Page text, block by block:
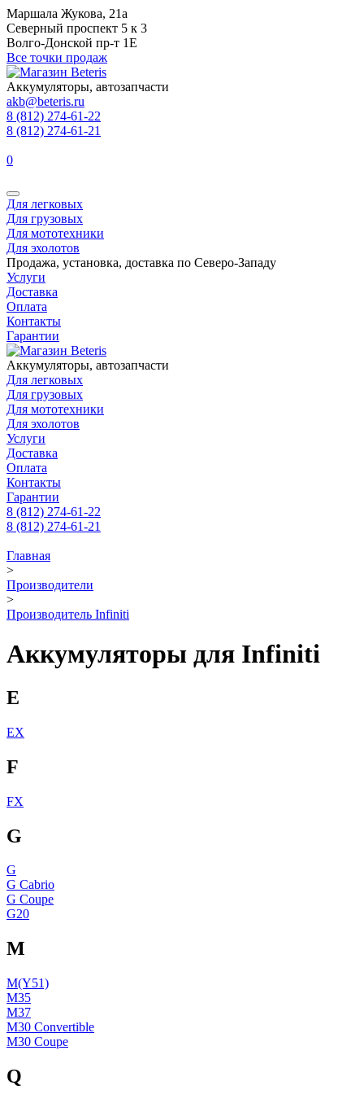
Маршала Жукова, 21а
Северный проспект 5 к 3
Волго-Донской пр-т 1Е
Все точки продаж
Аккумуляторы, автозапчасти
akb@beteris.ru
8 (812) 274-61-22
8 (812) 274-61-21
0
Для легковых
Для грузовых
Для мототехники
Для эхолотов
Продажа, установка, доставка по Северо-Западу
Услуги
Доставка
Оплата
Контакты
Гарантии
Аккумуляторы, автозапчасти
Для легковых
Для грузовых
Для мототехники
Для эхолотов
Услуги
Доставка
Оплата
Контакты
Гарантии
8 (812) 274-61-22
8 (812) 274-61-21
Главная
>
Производители
>
Производитель Infiniti
Аккумуляторы для Infiniti
E
EX
F
FX
G
G
G Cabrio
G Coupe
G20
M
M(Y51)
M35
M37
M30 Convertible
M30 Coupe
Q